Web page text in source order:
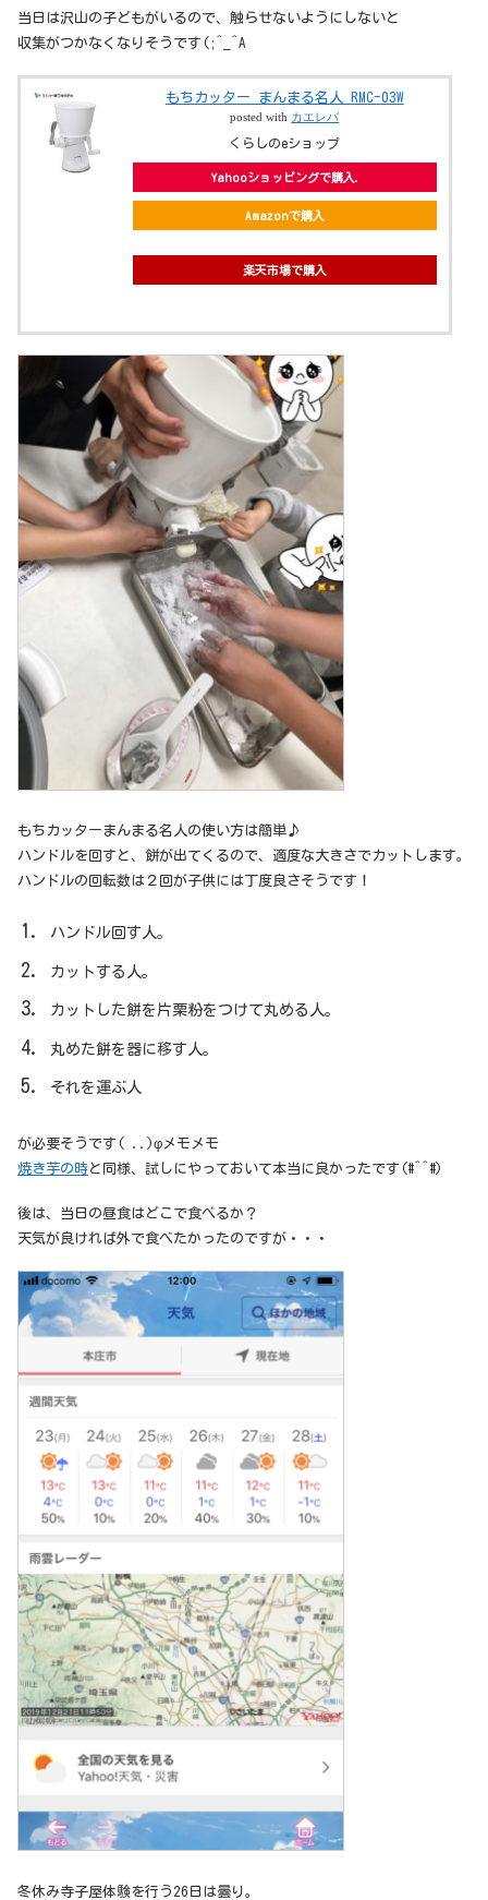
当日は沢山の子どもがいるので、触らせないようにしないと
収集がつかなくなりそうです(;^_^A
もちカッター まんまる名人 RMC-03W
posted with カエレバ
くらしのeショップ
Yahooショッピングで購入
Amazonで購入
楽天市場で購入
もちカッターまんまる名人の使い方は簡単♪
ハンドルを回すと、餅が出てくるので、適度な大きさでカットします。
ハンドルの回転数は２回が子供には丁度良さそうです！
ハンドル回す人。
カットする人。
カットした餅を片栗粉をつけて丸める人。
丸めた餅を器に移す人。
それを運ぶ人
が必要そうです( ..)φメモメモ
焼き芋の時と同様、試しにやっておいて本当に良かったです(#^^#)
後は、当日の昼食はどこで食べるか？
天気が良ければ外で食べたかったのですが・・・
冬休み寺子屋体験を行う26日は曇り。